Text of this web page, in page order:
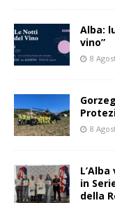
Alba:
vino”
8
8
in
della